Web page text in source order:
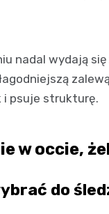
nadal wydają
i psuje strukturę.
w occie,
do